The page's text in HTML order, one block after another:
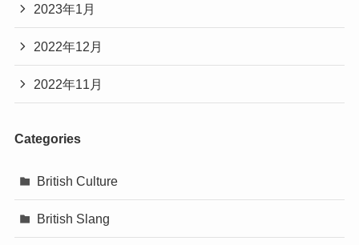
2023年1月
2022年12月
2022年11月
Categories
British Culture
British Slang